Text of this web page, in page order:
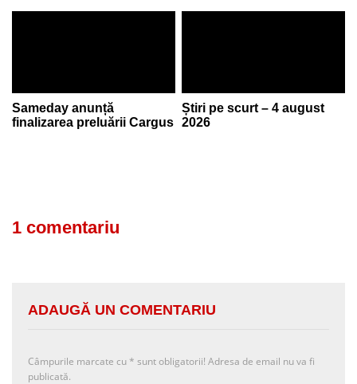
Sameday anunță
finalizarea preluării Cargus
Știri pe scurt – 4 august
2026
1 comentariu
ADAUGĂ UN COMENTARIU
Câmpurile marcate cu * sunt obligatorii! Adresa de email nu va fi
publicată.